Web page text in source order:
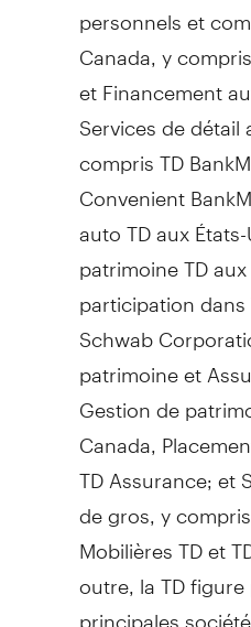
personnels et
Canada , y
et Financement
Services de détail
compris TD
Convenient
auto TD aux États-
patrimoine TD
participation
Schwab
patrimoine et
Gestion de
Canada ,
TD Assurance; et
de gros, y
Mobilières TD et
outre, la TD
principales